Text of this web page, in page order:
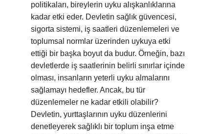
politikaları, bireylerin uyku alışkanlıklarına
kadar etki eder. Devletin sağlık güvencesi,
sigorta sistemi, iş saatleri düzenlemeleri ve
toplumsal normlar üzerinden uykuya etki
ettiği bir başka boyut da budur. Örneğin, bazı
devletlerde iş saatlerinin belirli sınırlar içinde
olması, insanların yeterli uyku almalarını
sağlamayı hedefler. Ancak, bu tür
düzenlemeler ne kadar etkili olabilir?
Devletin, yurttaşlarının uyku düzenlerini
denetleyerek sağlıklı bir toplum inşa etme